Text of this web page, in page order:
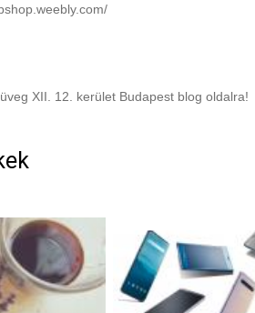
weebly.com/
XII. 12. kerület Budapest blog oldalra!